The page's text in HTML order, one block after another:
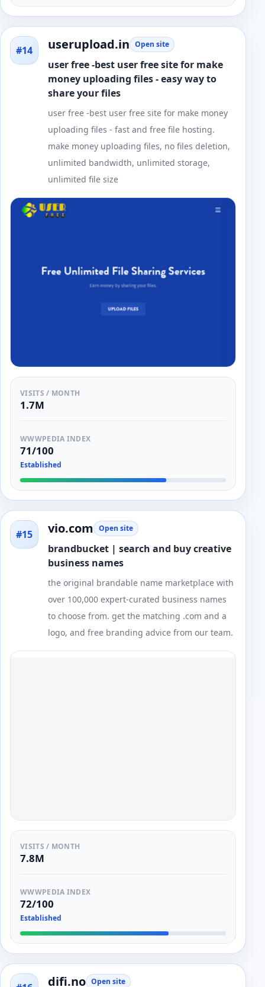
#14 userupload.in Open site
user free -best user free site for make
money uploading files - easy way to
share your files
user free -best user free site for make money
uploading files - fast and free file hosting.
make money uploading files, no files deletion,
unlimited bandwidth, unlimited storage,
unlimited file size
VISITS / MONTH
1.7M
WWWPEDIA INDEX
71/100
Established
#15 vio.com Open site
brandbucket | search and buy creative
business names
the original brandable name marketplace with
over 100,000 expert-curated business names
to choose from. get the matching .com and a
logo, and free branding advice from our team.
VISITS / MONTH
7.8M
WWWPEDIA INDEX
72/100
Established
difi.no Open site